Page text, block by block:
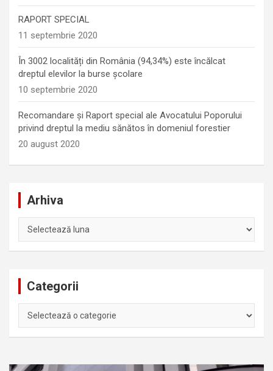
RAPORT SPECIAL
11 septembrie 2020
În 3002 localități din România (94,34%) este încălcat
dreptul elevilor la burse școlare
10 septembrie 2020
Recomandare și Raport special ale Avocatului Poporului
privind dreptul la mediu sănătos în domeniul forestier
20 august 2020
Arhiva
Categorii